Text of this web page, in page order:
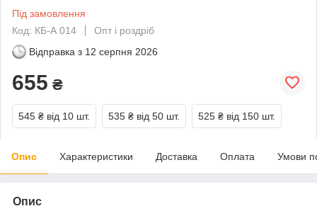
Під замовлення
Код: КБ-А 014
Опт і роздріб
Відправка з 12 серпня 2026
655 ₴
545 ₴ від 10 шт. 535 ₴ від 50 шт. 525 ₴ від 150 шт.
Опис Характеристики Доставка Оплата Умови
Опис